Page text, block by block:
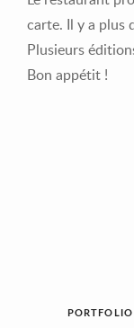
carte. Il y a plus
Plusieurs
Bon appétit !
PORTFOLIO